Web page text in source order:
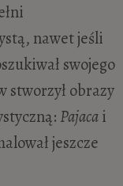
nawet jeśli
swojego
stworzył obrazy
Pajacai
jeszcze